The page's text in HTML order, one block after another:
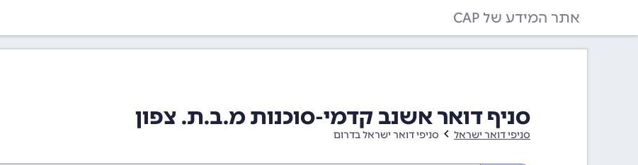
אתר המידע של CAP
סניף דואר אשנב קדמי-סוכנות מ.ב.ת. צפון
סניפי דואר ישראל סניפי דואר ישראל בדרום